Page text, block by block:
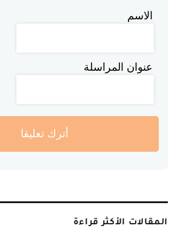
الاسم
عنوان المراسلة
أترك تعليقا
المقالات الأكثر قراءة